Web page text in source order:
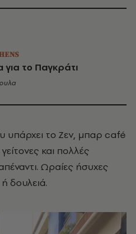
για το Παγκράτι
υπάρχει το Ζεν, μπαρ café
και πολλές
Ωραίες ήσυχες
δουλειά.